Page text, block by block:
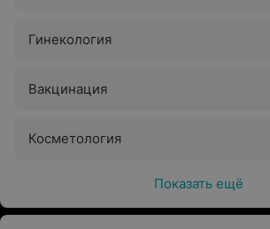
Гинекология
Вакцинация
Косметология
Показать ещё